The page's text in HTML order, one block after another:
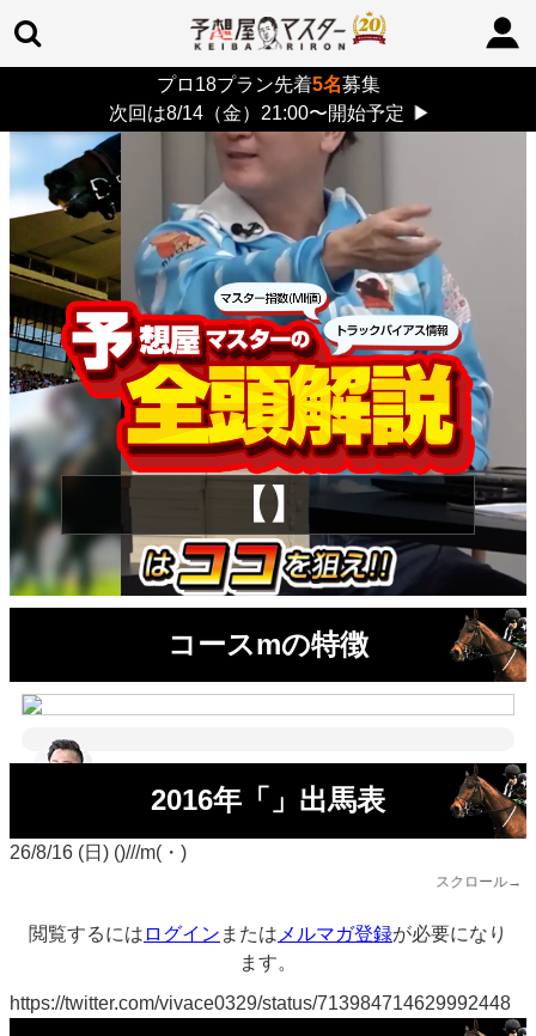
プロ18プラン先着5名募集
次回は8/14（金）21:00〜開始予定 ▶
> 26/8/16 (日)
【】
コースmの特徴
2016年「」出馬表
26/8/16 (日) ()///m(・)
スクロール→
閲覧するには ログイン または メルマガ登録が必要になり
ます。
https://twitter.com/vivace0329/status/713984714629992448